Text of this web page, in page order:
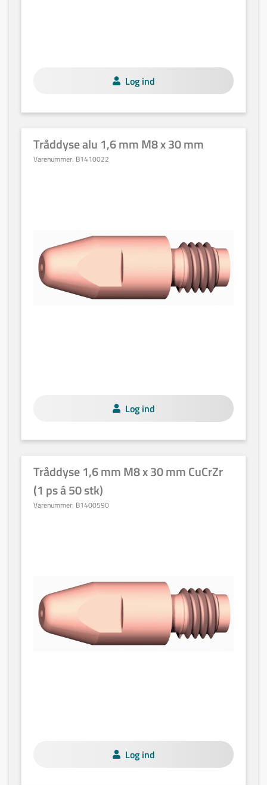
Log ind
Tråddyse alu 1,6 mm M8 x 30 mm
Varenummer: B1410022
Log ind
Tråddyse 1,6 mm M8 x 30 mm CuCrZr
(1 ps á 50 stk)
Varenummer: B1400590
Log ind